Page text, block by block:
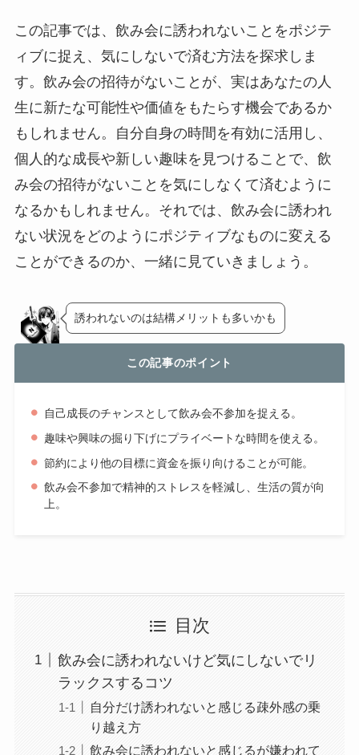
この記事では、飲み会に誘われないことをポジテ
ィブに捉え、気にしないで済む方法を探求しま
す。飲み会の招待がないことが、実はあなたの人
生に新たな可能性や価値をもたらす機会であるか
もしれません。自分自身の時間を有効に活用し、
個人的な成長や新しい趣味を見つけることで、飲
み会の招待がないことを気にしなくて済むように
なるかもしれません。それでは、飲み会に誘われ
ない状況をどのようにポジティブなものに変える
ことができるのか、一緒に見ていきましょう。
誘われないのは結構メリットも多いかも
この記事のポイント
自己成長のチャンスとして飲み会不参加を捉える。
趣味や興味の掘り下げにプライベートな時間を使える。
節約により他の目標に資金を振り向けることが可能。
飲み会不参加で精神的ストレスを軽減し、生活の質が向
上。
目次
飲み会に誘われないけど気にしないでリ
ラックスするコツ
自分だけ誘われないと感じる疎外感の乗
り越え方
飲み会に誘われないと感じるが嫌われて